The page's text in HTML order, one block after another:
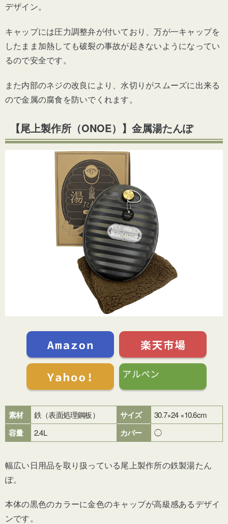
デザイン。
キャップには圧力調整弁が付いており、万が一キャップを
したまま加熱しても破裂の事故が起きないようになってい
るので安全です。
また内部のネジの改良により、水切りがスムーズに出来る
ので金属の腐食を防いでくれます。
【尾上製作所（ONOE）】金属湯たんぽ
アルペン
素材 鉄 （表面処理鋼板） サイズ 30.7×24 ×10.6cm
容量 2.4L カバー ◯
幅広い日用品を取り扱っている尾上製作所の鉄製湯たん
ぽ。
本体の黒色のカラーに金色のキャップが高級感あるデザイ
ンです。